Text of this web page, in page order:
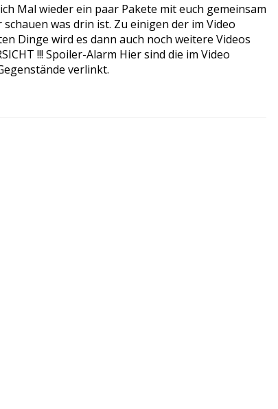
Mal wieder ein paar Pakete mit euch gemeinsam
schauen was drin ist. Zu einigen der im Video
Dinge wird es dann auch noch weitere Videos
!!! Spoiler-Alarm Hier sind die im Video
verlinkt.